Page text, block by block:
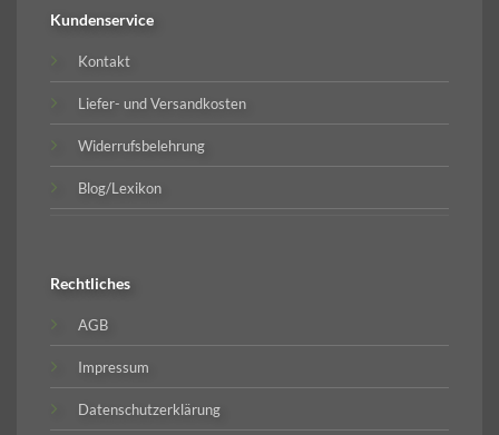
Kundenservice
Kontakt
Liefer- und Versandkosten
Widerrufsbelehrung
Blog/Lexikon
Rechtliches
AGB
Impressum
Datenschutzerklärung